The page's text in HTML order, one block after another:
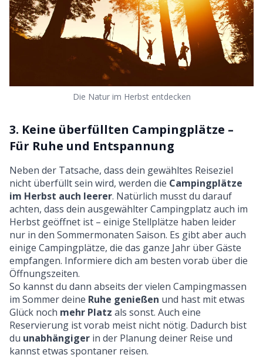
Die Natur im Herbst entdecken
3. Keine überfüllten Campingplätze –
Für Ruhe und Entspannung
Neben der Tatsache, dass dein gewähltes Reiseziel
nicht überfüllt sein wird, werden die Campingplätze
im Herbst auch leerer. Natürlich musst du darauf
achten, dass dein ausgewählter Campingplatz auch im
Herbst geöffnet ist – einige Stellplätze haben leider
nur in den Sommermonaten Saison. Es gibt aber auch
einige Campingplätze, die das ganze Jahr über Gäste
empfangen. Informiere dich am besten vorab über die
Öffnungszeiten.
So kannst du dann abseits der vielen Campingmassen
im Sommer deine Ruhe genießen und hast mit etwas
Glück noch mehr Platz als sonst. Auch eine
Reservierung ist vorab meist nicht nötig. Dadurch bist
du unabhängiger in der Planung deiner Reise und
kannst etwas spontaner reisen.